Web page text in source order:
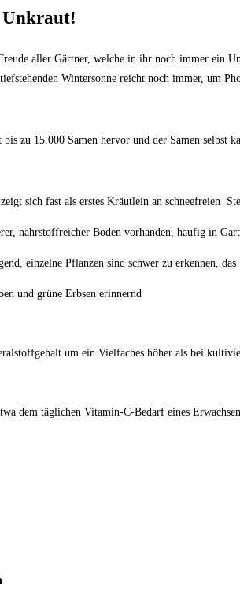
Unkraut!
aller Gärtner, welche in ihr noch immer ein
Wintersonne reicht noch immer, um
zu 15.000 Samen hervor und der Samen selbst
sich fast als erstes Kräutlein an schneefreien
nährstoffreicher Boden vorhanden, häufig in
einzelne Pflanzen sind schwer zu erkennen,
und grüne Erbsen erinnernd
um ein Vielfaches höher als bei
dem täglichen Vitamin-C-Bedarf eines